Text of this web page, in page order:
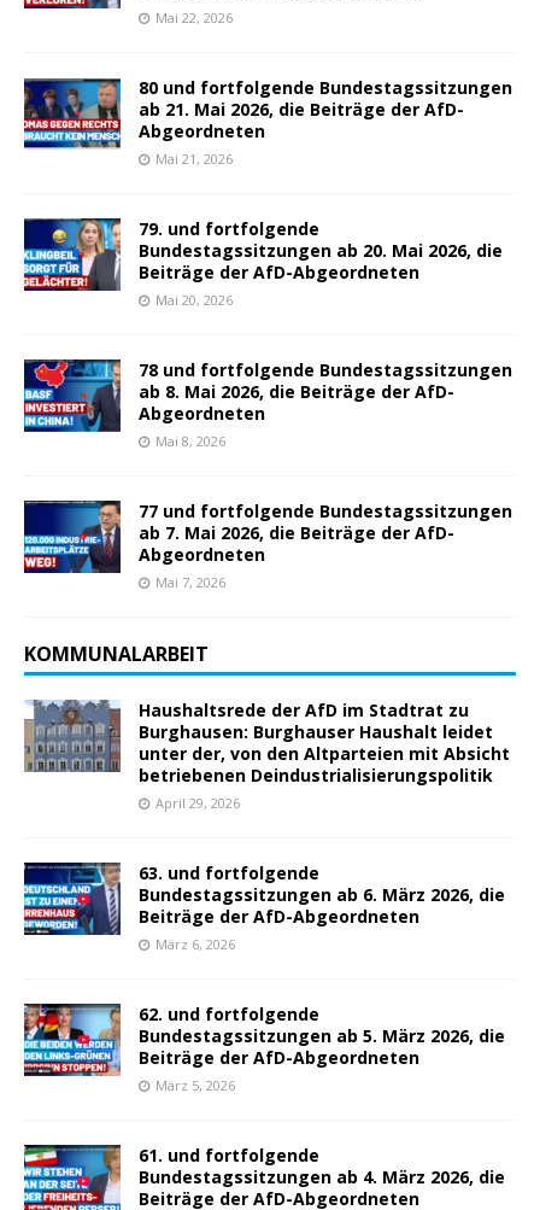
Mai 22, 2026
80 und fortfolgende Bundestagssitzungen
ab 21. Mai 2026, die Beiträge der AfD-
Abgeordneten
Mai 21, 2026
79. und fortfolgende
Bundestagssitzungen ab 20. Mai 2026, die
Beiträge der AfD-Abgeordneten
Mai 20, 2026
78 und fortfolgende Bundestagssitzungen
ab 8. Mai 2026, die Beiträge der AfD-
Abgeordneten
Mai 8, 2026
77 und fortfolgende Bundestagssitzungen
ab 7. Mai 2026, die Beiträge der AfD-
Abgeordneten
Mai 7, 2026
KOMMUNALARBEIT
Haushaltsrede der AfD im Stadtrat zu
Burghausen: Burghauser Haushalt leidet
unter der, von den Altparteien mit Absicht
betriebenen Deindustrialisierungspolitik
April 29, 2026
63. und fortfolgende
Bundestagssitzungen ab 6. März 2026, die
Beiträge der AfD-Abgeordneten
März 6, 2026
62. und fortfolgende
Bundestagssitzungen ab 5. März 2026, die
Beiträge der AfD-Abgeordneten
März 5, 2026
61. und fortfolgende
Bundestagssitzungen ab 4. März 2026, die
Beiträge der AfD-Abgeordneten